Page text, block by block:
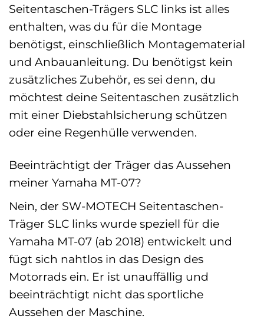
Seitentaschen-Trägers SLC links ist alles
enthalten, was du für die Montage
benötigst, einschließlich Montagematerial
und Anbauanleitung. Du benötigst kein
zusätzliches Zubehör, es sei denn, du
möchtest deine Seitentaschen zusätzlich
mit einer Diebstahlsicherung schützen
oder eine Regenhülle verwenden.
Beeinträchtigt der Träger das Aussehen
meiner Yamaha MT-07?
Nein, der SW-MOTECH Seitentaschen-
Träger SLC links wurde speziell für die
Yamaha MT-07 (ab 2018) entwickelt und
fügt sich nahtlos in das Design des
Motorrads ein. Er ist unauffällig und
beeinträchtigt nicht das sportliche
Aussehen der Maschine.